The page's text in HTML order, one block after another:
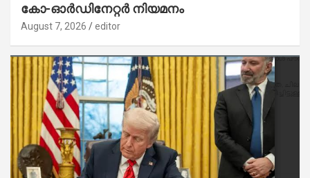
കോ-ഓർഡിനേറ്റർ നിയമനം
August 7, 2026 editor